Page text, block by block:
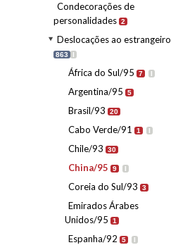
Condecorações de
personalidades 2
Deslocações ao estrangeiro
863 I
África do Sul/95 7 I
Argentina/95 5
Brasil/93 20
Cabo Verde/91 1 I
Chile/93 30
China/95 9 I
Coreia do Sul/93 3
Emirados Árabes
Unidos/95
1
Espanha/92 5 I